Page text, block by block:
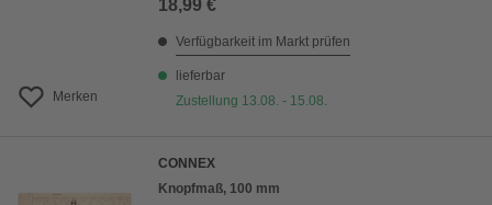
Merken
18,99 €
Verfügbarkeit im Markt prüfen
lieferbar
Zustellung 13.08. - 15.08.
CONNEX
Knopfmaß, 100 mm